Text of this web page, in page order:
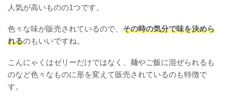
人気が高いものの1つです。
色々な味が販売されているので、 その時の気分で味を決めら
れるのもいいですね。
こんにゃくはゼリーだけではなく、麺やご飯に混ぜられるも
のなど色々なものに形を変えて販売されているのも特徴で
す。